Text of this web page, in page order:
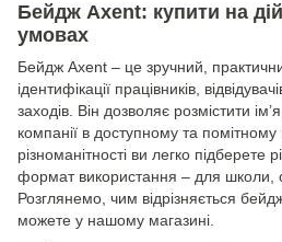
Бейдж Axent: купити на
умовах
Бейдж Axent – це зручний,
ідентифікації працівників,
заходів. Він дозволяє розмістити
компанії в доступному та помітному
різноманітності ви легко підберете
формат використання – для школи,
Розглянемо, чим відрізняється
можете у нашому магазині.